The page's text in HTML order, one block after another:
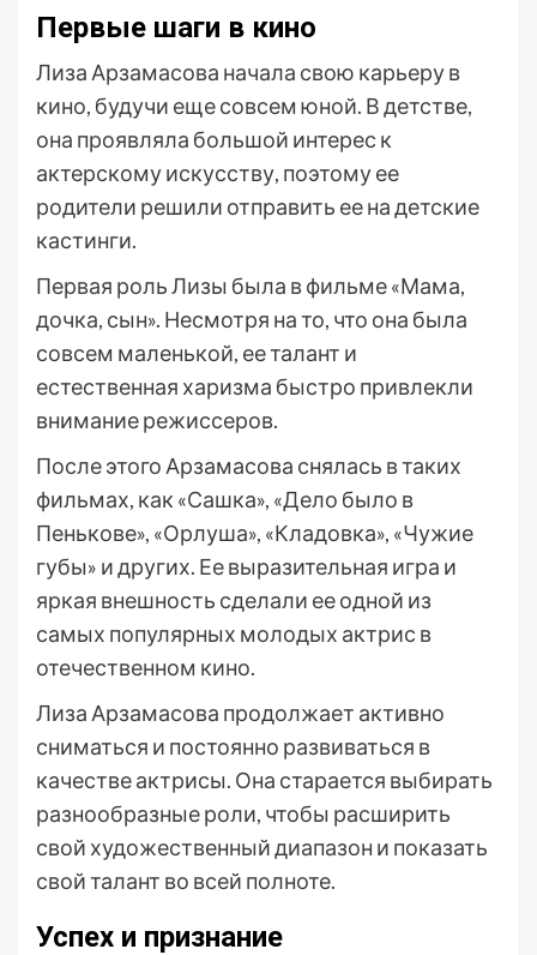
Первые шаги в кино
Лиза Арзамасова начала свою карьеру в
кино, будучи еще совсем юной. В детстве,
она проявляла большой интерес к
актерскому искусству, поэтому ее
родители решили отправить ее на детские
кастинги.
Первая роль Лизы была в фильме «Мама,
дочка, сын». Несмотря на то, что она была
совсем маленькой, ее талант и
естественная харизма быстро привлекли
внимание режиссеров.
После этого Арзамасова снялась в таких
фильмах, как «Сашка», «Дело было в
Пенькове», «Орлуша», «Кладовка», «Чужие
губы» и других. Ее выразительная игра и
яркая внешность сделали ее одной из
самых популярных молодых актрис в
отечественном кино.
Лиза Арзамасова продолжает активно
сниматься и постоянно развиваться в
качестве актрисы. Она старается выбирать
разнообразные роли, чтобы расширить
свой художественный диапазон и показать
свой талант во всей полноте.
Успех и признание